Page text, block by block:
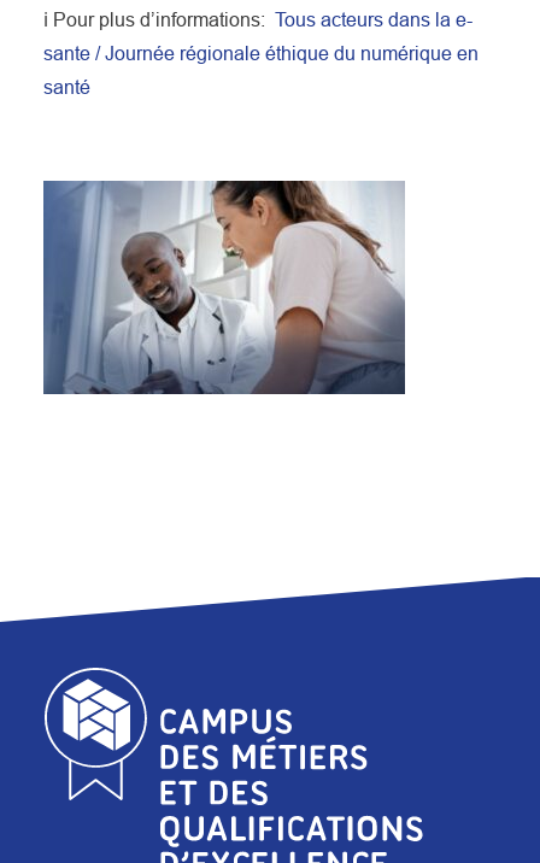
ℹ️ Pour plus d’informations: Tous acteurs dans la e-
sante / Journée régionale éthique du numérique en
santé